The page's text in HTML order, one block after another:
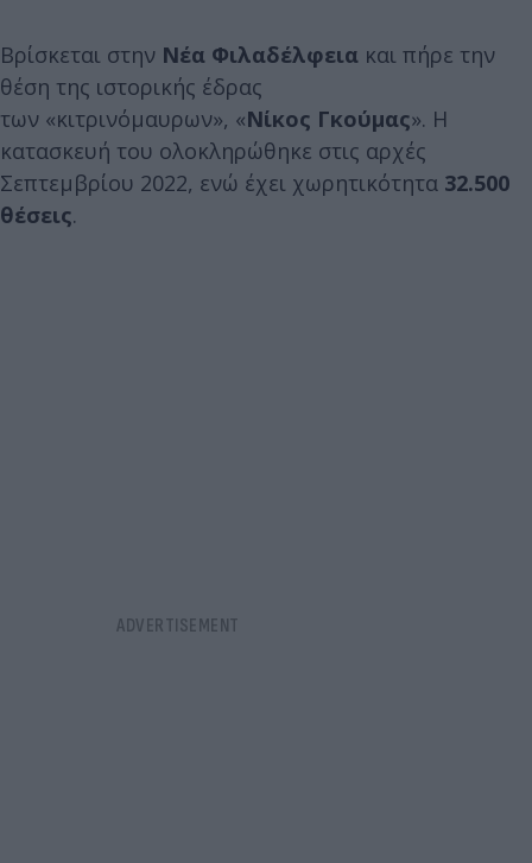
Βρίσκεται στην Νέα Φιλαδέλφεια και πήρε την
θέση της ιστορικής έδρας
των «κιτρινόμαυρων», «Νίκος Γκούμας». Η
κατασκευή του ολοκληρώθηκε στις αρχές
Σεπτεμβρίου 2022, ενώ έχει χωρητικότητα 32.500
θέσεις.